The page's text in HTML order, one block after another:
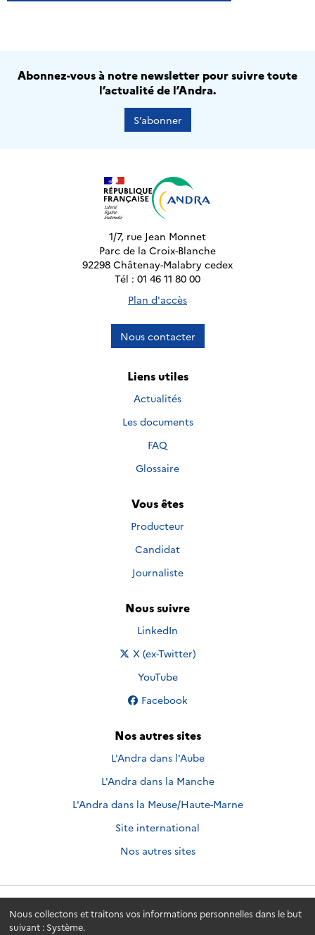
Nous collectons et traitons vos informations personnelles dans le but
suivant : Système.
Abonnez-vous à notre newsletter pour suivre toute
l’actualité de l’Andra.
S’abonner
1/7, rue Jean Monnet
Parc de la Croix-Blanche
92298 Châtenay-Malabry cedex
Tél : 01 46 11 80 00
Plan d'accès
Nous contacter
Liens utiles
Actualités
Les documents
FAQ
Glossaire
Vous êtes
Producteur
Candidat
Journaliste
Nous suivre
Nous suivre sur
LinkedIn
Nous suivre sur
X (ex-Twitter)
Nous suivre sur
YouTube
Nous suivre sur
Facebook
Nos autres sites
L'Andra dans l'Aube
L'Andra dans la Manche
L'Andra dans la Meuse/Haute-Marne
Site international
Nos autres sites
Andra.fr © 2026 - Andra. Tous droits réservés.